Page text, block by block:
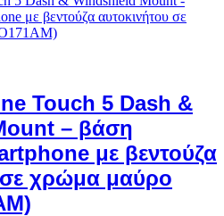
Touch 5 Dash &
– βάση
με βεντούζα
σε χρώμα μαύρο